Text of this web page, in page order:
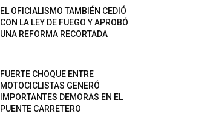
EL OFICIALISMO TAMBIÉN CEDIÓ
CON LA LEY DE FUEGO Y APROBÓ
UNA REFORMA RECORTADA
FUERTE CHOQUE ENTRE
MOTOCICLISTAS GENERÓ
IMPORTANTES DEMORAS EN EL
PUENTE CARRETERO